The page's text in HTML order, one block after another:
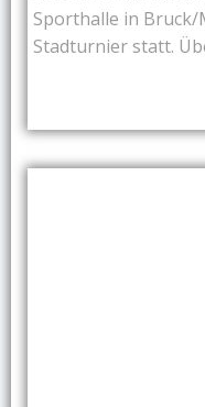
Sporthalle in Bruck/
Stadturnier statt.